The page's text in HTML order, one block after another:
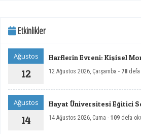
Etkinlikler
Ağustos
12
Harflerin Evreni: Kişisel
12 Ağustos 2026, Çarşamba - 78
Ağustos
14
Hayat Üniversitesi Eğitici
14 Ağustos 2026, Cuma - 109 defa